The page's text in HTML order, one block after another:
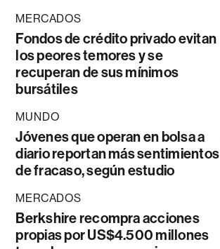
MERCADOS
Fondos de crédito privado evitan
los peores temores y se
recuperan de sus mínimos
bursátiles
MUNDO
Jóvenes que operan en bolsa a
diario reportan más sentimientos
de fracaso, según estudio
MERCADOS
Berkshire recompra acciones
propias por US$4.500 millones